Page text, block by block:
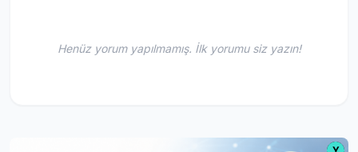
Henüz yorum yapılmamış. İlk yorumu siz yazın!